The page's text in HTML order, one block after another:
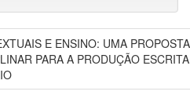
E ENSINO: UMA PROPOSTA
PARA A PRODUÇÃO